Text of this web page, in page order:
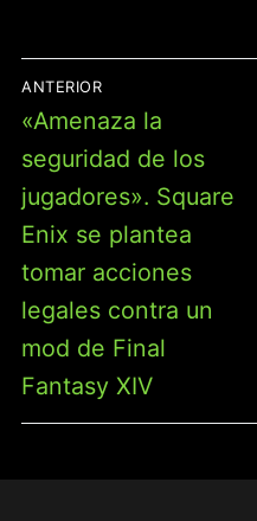
ENTRADAS
ANTERIOR
Entrada
anterior:
«Amenaza la
seguridad de los
jugadores». Square
Enix se plantea
tomar acciones
legales contra un
mod de Final
Fantasy XIV